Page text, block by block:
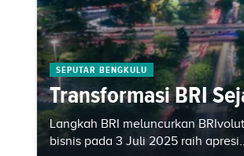
SEPUTAR BENGKULU
Transformasi BRI
Langkah BRI meluncurkan
bisnis pada 3 Juli 2025 raih